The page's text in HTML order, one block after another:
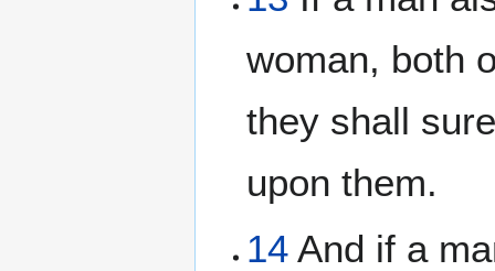
woman, both
they shall
upon them.
14 And if a